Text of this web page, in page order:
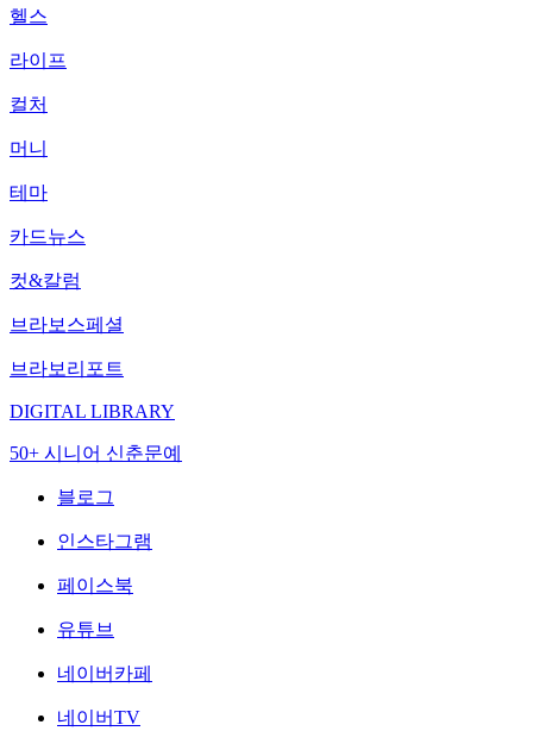
헬스
라이프
컬처
머니
테마
카드뉴스
컷&칼럼
브라보스페셜
브라보리포트
DIGITAL LIBRARY
50+ 시니어 신춘문예
블로그
인스타그램
페이스북
유튜브
네이버카페
네이버TV